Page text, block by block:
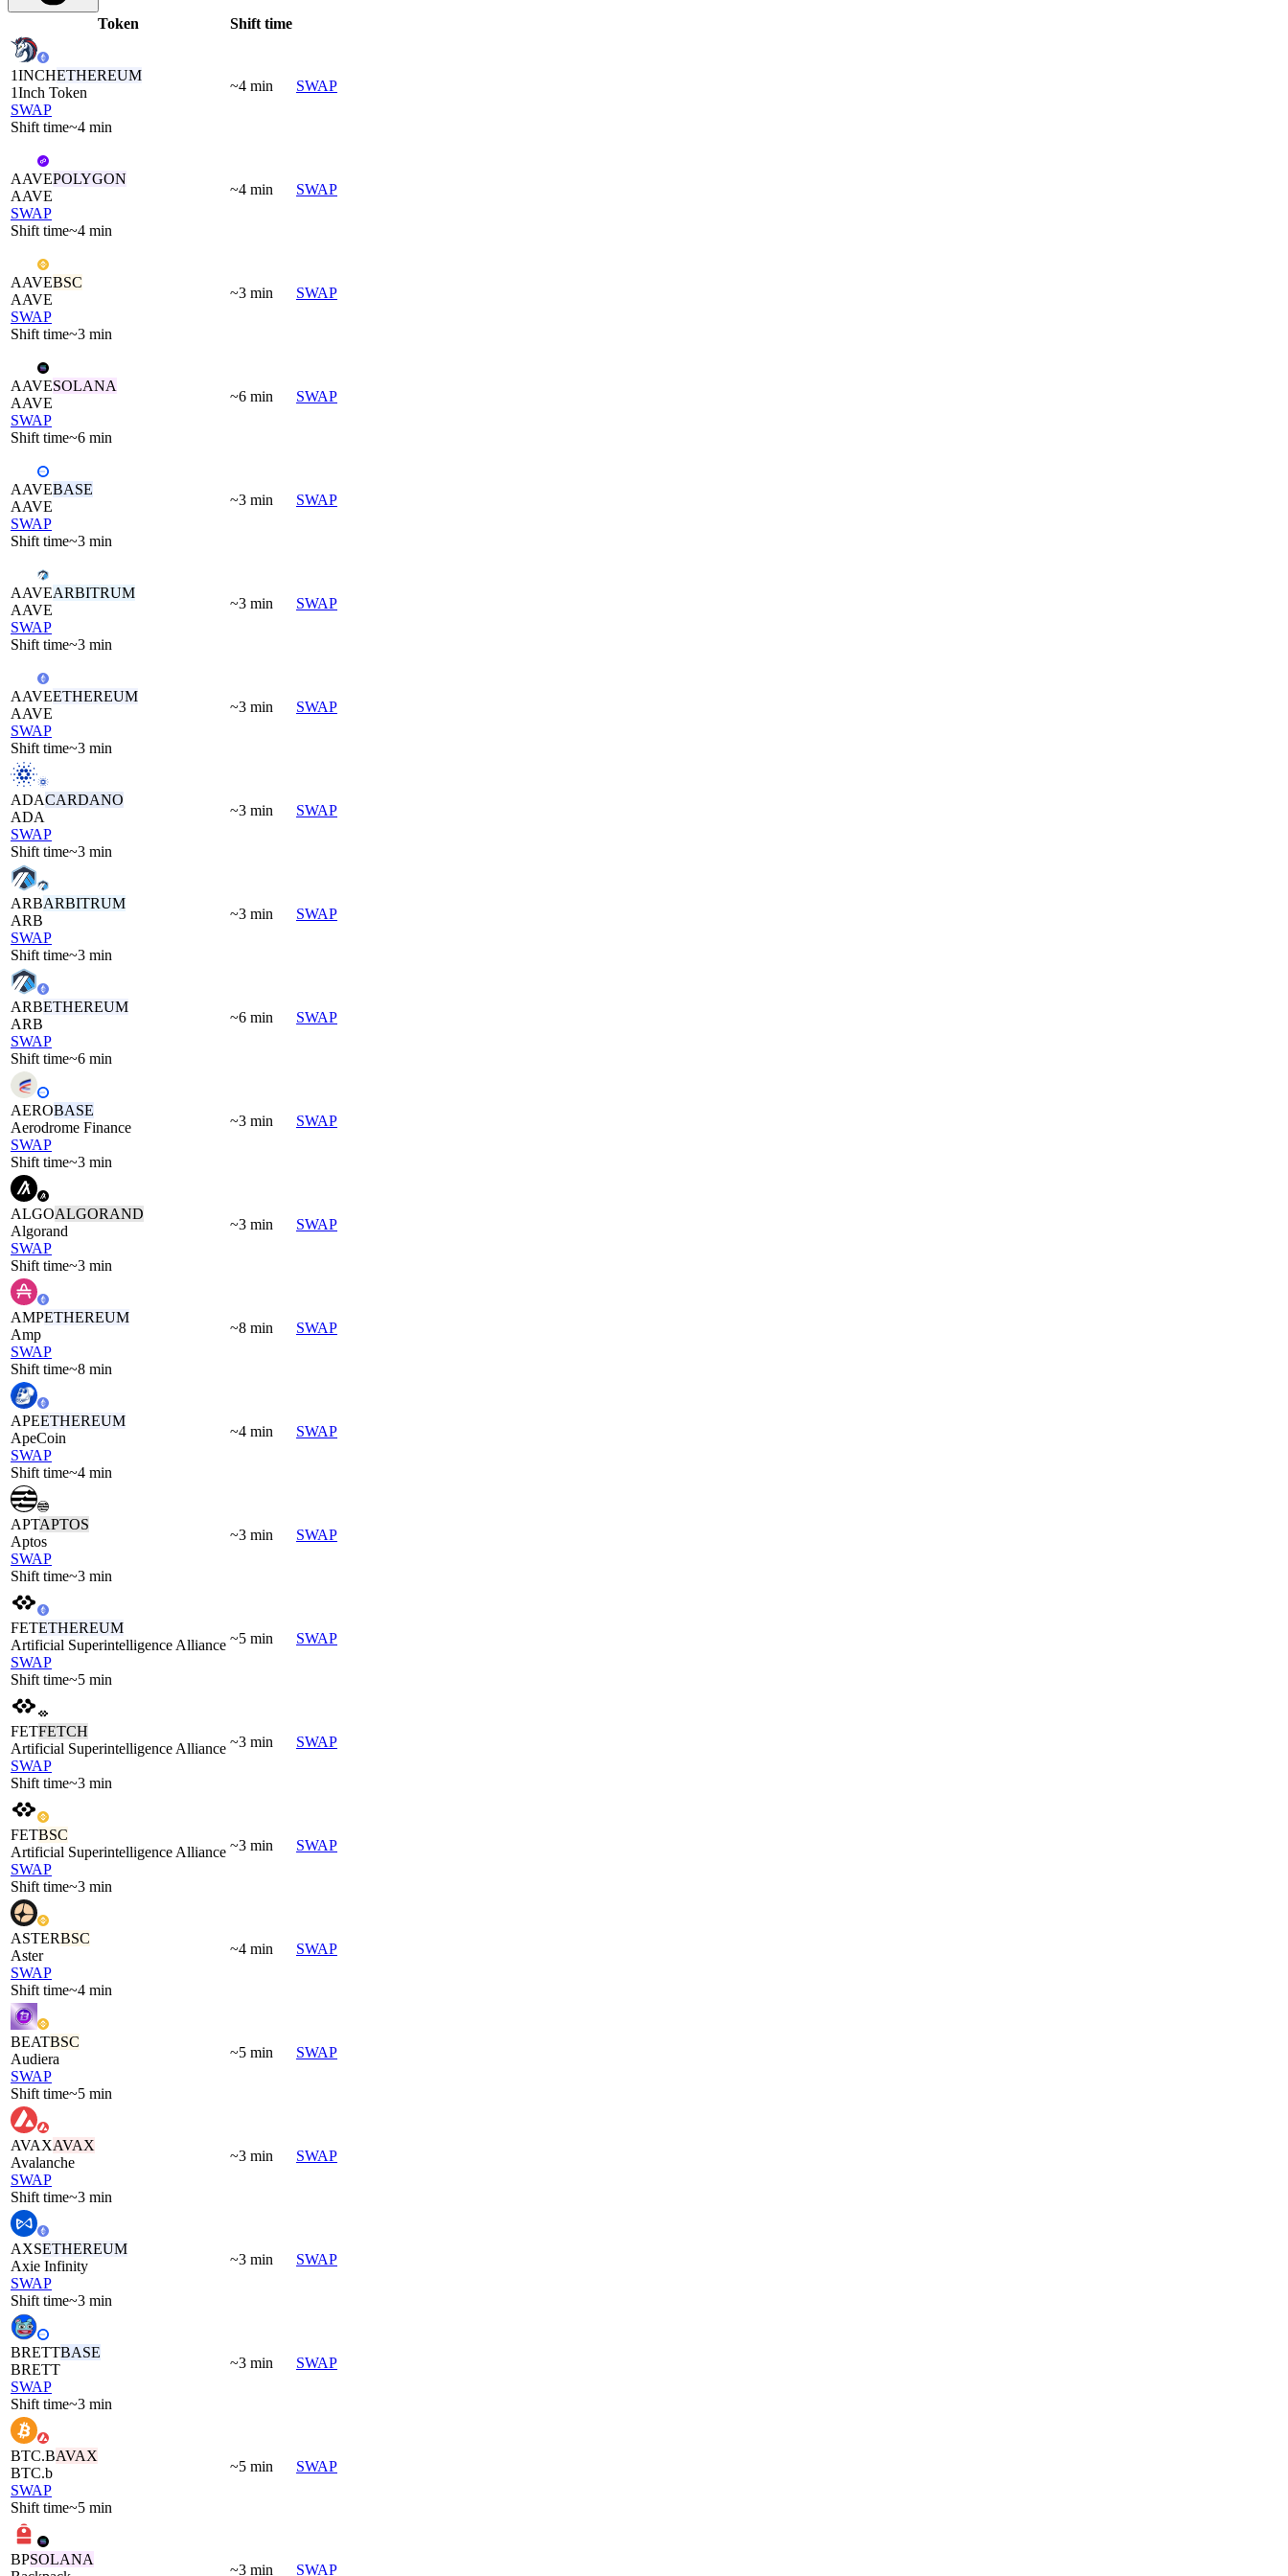
Token Shift time
1INCHETHEREUM
1Inch Token
SWAP
Shift time~4 min
~4 min SWAP
AAVEPOLYGON
AAVE
SWAP
Shift time~4 min
~4 min SWAP
AAVEBSC
AAVE
SWAP
Shift time~3 min
~3 min SWAP
AAVESOLANA
AAVE
SWAP
Shift time~6 min
~6 min SWAP
AAVEBASE
AAVE
SWAP
Shift time~3 min
~3 min SWAP
AAVEARBITRUM
AAVE
SWAP
Shift time~3 min
~3 min SWAP
AAVEETHEREUM
AAVE
SWAP
Shift time~3 min
~3 min SWAP
ADACARDANO
ADA
SWAP
Shift time~3 min
~3 min SWAP
ARBARBITRUM
ARB
SWAP
Shift time~3 min
~3 min SWAP
ARBETHEREUM
ARB
SWAP
Shift time~6 min
~6 min SWAP
AEROBASE
Aerodrome Finance
SWAP
Shift time~3 min
~3 min SWAP
ALGOALGORAND
Algorand
SWAP
Shift time~3 min
~3 min SWAP
AMPETHEREUM
Amp
SWAP
Shift time~8 min
~8 min SWAP
APEETHEREUM
ApeCoin
SWAP
Shift time~4 min
~4 min SWAP
APTAPTOS
Aptos
SWAP
Shift time~3 min
~3 min SWAP
FETETHEREUM
Artificial Superintelligence Alliance
SWAP
Shift time~5 min
~5 min SWAP
FETFETCH
Artificial Superintelligence Alliance
SWAP
Shift time~3 min
~3 min SWAP
FETBSC
Artificial Superintelligence Alliance
SWAP
Shift time~3 min
~3 min SWAP
ASTERBSC
Aster
SWAP
Shift time~4 min
~4 min SWAP
BEATBSC
Audiera
SWAP
Shift time~5 min
~5 min SWAP
AVAXAVAX
Avalanche
SWAP
Shift time~3 min
~3 min SWAP
AXSETHEREUM
Axie Infinity
SWAP
Shift time~3 min
~3 min SWAP
BRETTBASE
BRETT
SWAP
Shift time~3 min
~3 min SWAP
BTC.BAVAX
BTC.b
SWAP
Shift time~5 min
~5 min SWAP
BPSOLANA
~3 min SWAP